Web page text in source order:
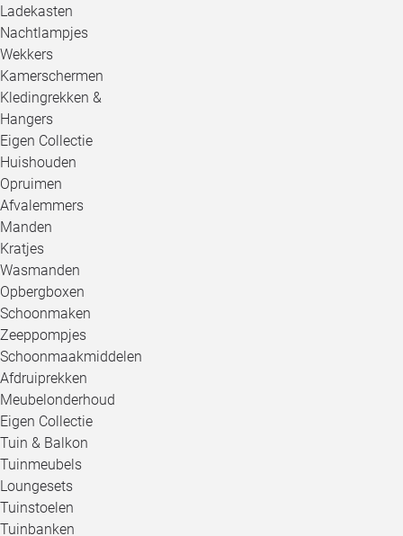
Ladekasten
Nachtlampjes
Wekkers
Kamerschermen
Kledingrekken &
Hangers
Eigen Collectie
Huishouden
Opruimen
Afvalemmers
Manden
Kratjes
Wasmanden
Opbergboxen
Schoonmaken
Zeeppompjes
Schoonmaakmiddelen
Afdruiprekken
Meubelonderhoud
Eigen Collectie
Tuin & Balkon
Tuinmeubels
Loungesets
Tuinstoelen
Tuinbanken